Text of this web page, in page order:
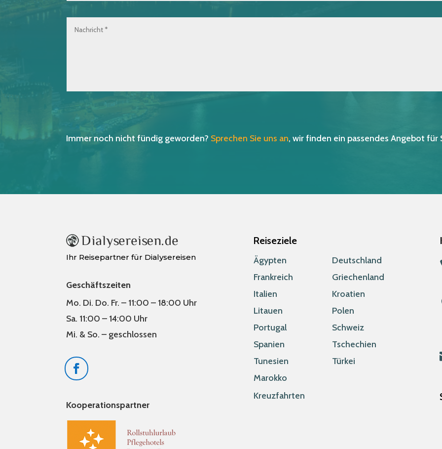
Immer noch nicht fündig geworden? Sprechen Sie uns an, wir finden ein passendes Angebot für
Ihr Reisepartner für Dialysereisen
Geschäftszeiten
Mo. Di. Do. Fr. – 11:00 – 18:00 Uhr
Sa. 11:00 – 14:00 Uhr
Mi. & So. – geschlossen
Kooperationspartner
Reiseziele
Ägypten
Deutschland
Frankreich
Griechenland
Italien
Kroatien
Litauen
Polen
Portugal
Schweiz
Spanien
Tschechien
Tunesien
Türkei
Marokko
Kreuzfahrten